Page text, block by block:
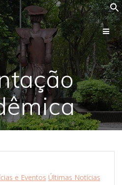
Skip
to
content
e Eventos Últimas Notícias